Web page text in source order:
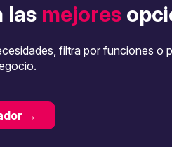
las mejores
filtra por funciones o
→